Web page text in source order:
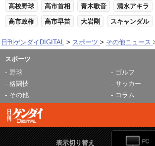
高校野球 高市首相 青木歌音 清水アキラ
高市政権 高市早苗 大岩剛 スキャンダル
日刊ゲンダイDIGITAL スポーツ その他ニュース
スポーツ
野球
ゴルフ
格闘技
サッカー
その他
コラム
表示切り替え